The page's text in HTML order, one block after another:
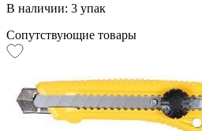
В наличии: 3 упак
Сопутствующие товары